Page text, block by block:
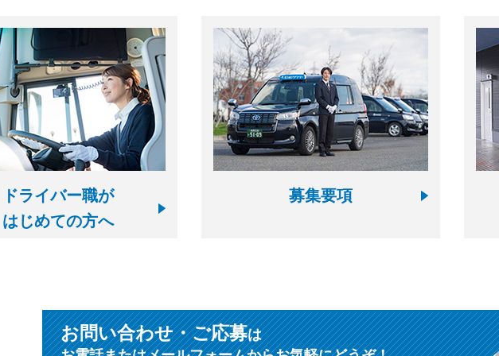
ドライバー職が
はじめての方へ
募集要項
お問い合わせ・ご応募は